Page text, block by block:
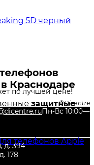
5D черный
Краснодаре
защитные
iPhone Breakingв
Также Вы
товары из
телефонов Apple,
и по самой низкой
по лучшей цене!
Dicentre
Пн-Вс 10:00—
д. 394
178